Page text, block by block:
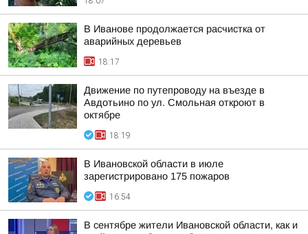
В Иванове продолжается расчистка от
аварийных деревьев
18:17
Движение по путепроводу на въезде в
Авдотьино по ул. Смольная откроют в
октябре
18:19
В Ивановской области в июле
зарегистрировано 175 пожаров
16:54
В сентябре жители Ивановской области, как и